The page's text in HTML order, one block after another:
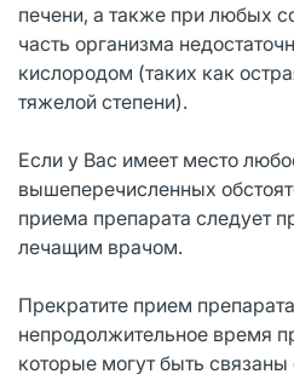
печени, а также при любых
часть организма
кислородом (таких как
тяжелой степени).
Если у Вас имеет место
вышеперечисленных
приема препарата следует
лечащим врачом.
Прекратите прием
непродолжительное время
которые могут быть